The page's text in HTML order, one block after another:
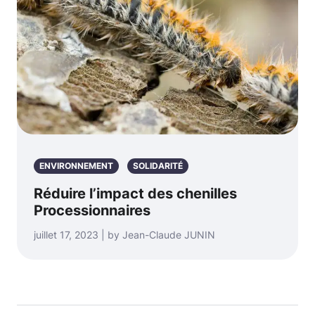
ENVIRONNEMENT SOLIDARITÉ
Réduire l’impact des chenilles
Processionnaires
juillet 17, 2023 | by Jean-Claude JUNIN